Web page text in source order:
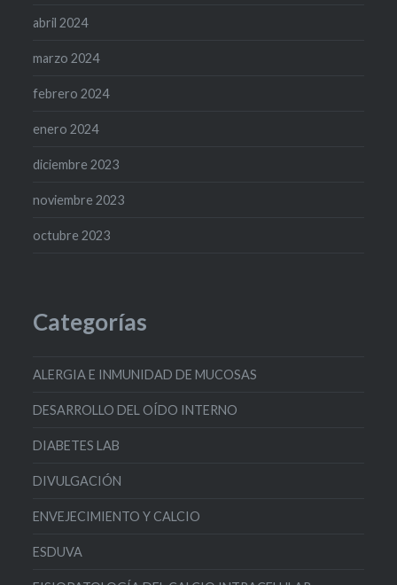
abril 2024
marzo 2024
febrero 2024
enero 2024
diciembre 2023
noviembre 2023
octubre 2023
Categorías
ALERGIA E INMUNIDAD DE MUCOSAS
DESARROLLO DEL OÍDO INTERNO
DIABETES LAB
DIVULGACIÓN
ENVEJECIMIENTO Y CALCIO
ESDUVA